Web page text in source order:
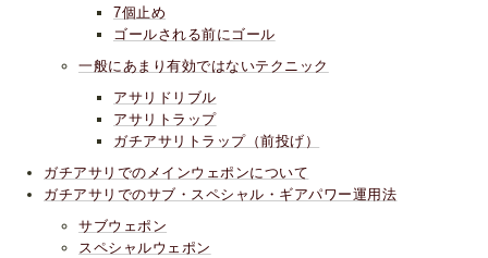
7個止め
ゴールされる前にゴール
一般にあまり有効ではないテクニック
アサリドリブル
アサリトラップ
ガチアサリトラップ（前投げ）
ガチアサリでのメインウェポンについて
ガチアサリでのサブ・スペシャル・ギアパワー運用法
サブウェポン
スペシャルウェポン